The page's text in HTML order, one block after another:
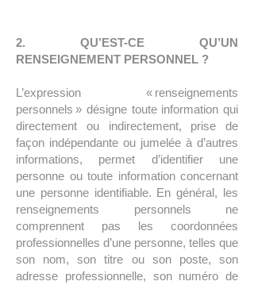
2. QU’EST-CE QU’UN
RENSEIGNEMENT PERSONNEL ?
L’expression « renseignements
personnels » désigne toute information qui
directement ou indirectement, prise de
façon indépendante ou jumelée à d’autres
informations, permet d’identifier une
personne ou toute information concernant
une personne identifiable. En général, les
renseignements personnels ne
comprennent pas les coordonnées
professionnelles d’une personne, telles que
son nom, son titre ou son poste, son
adresse professionnelle, son numéro de